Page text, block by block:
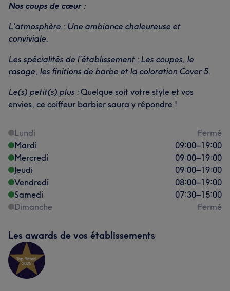
Nos coups de cœur :
L’atmosphère : Une ambiance chaleureuse et
conviviale.
Les spécialités de l’établissement : Les coupes, le
rasage, les finitions de barbe et la coloration Cover 5.
Le(s) petit(s) plus :Quelque soit votre style et vos
envies, ce coiffeur barbier saura y répondre !
Lundi
Fermé
Mardi
09:00–19:00
Mercredi
09:00–19:00
Jeudi
09:00–19:00
Vendredi
08:00–19:00
Samedi
07:30–15:00
Dimanche
Fermé
Les awards de vos établissements